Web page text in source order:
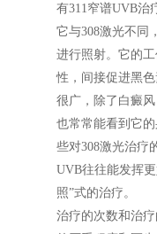
有311窄谱UVB治
它与308激光不同
进行照射。它的
性，间接促进黑
很广，除了白癜
也常常能看到它
些对308激光治疗
UVB往往能发挥
照”式的治疗。
治疗的次数和治